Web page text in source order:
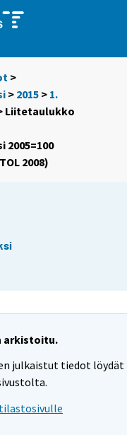
>
> 2015 > 1.
Liitetaulukko
2005=100
2008)
arkistoitu.
julkaistut tiedot löydät